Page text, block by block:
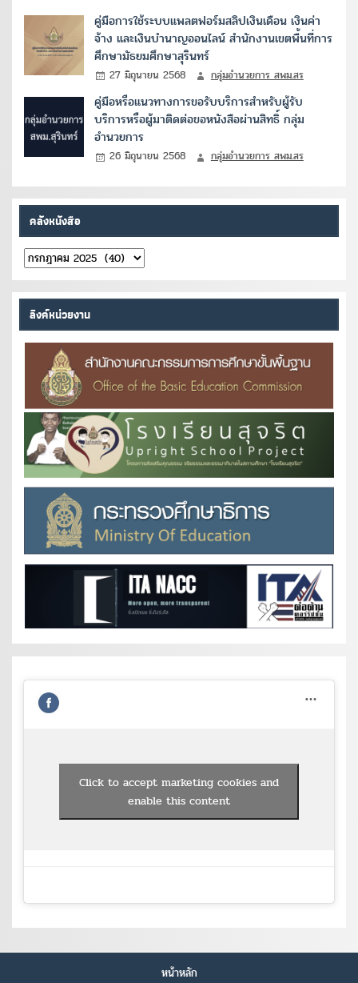
คู่มือการใช้ระบบแพลตฟอร์มสลิปเงินเดือน เงินค่า
จ้าง และเงินบำนาญออนไลน์ สำนักงานเขตพื้นที่การ
ศึกษามัธยมศึกษาสุรินทร์
27 มิถุนายน 2568 กลุ่มอำนวยการ สพม.สร
คู่มือหรือแนวทางการขอรับบริการสำหรับผู้รับ
บริการหรือผู้มาติดต่อขอหนังสือผ่านสิทธิ์ กลุ่ม
อำนวยการ
26 มิถุนายน 2568 กลุ่มอำนวยการ สพม.สร
คลังหนังสือ
คลัง
หนังสือ
ลิงค์หน่วยงาน
Click to accept marketing cookies and
enable this content
หน้าหลัก